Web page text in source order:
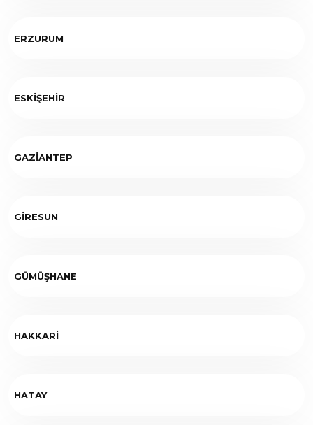
ERZURUM
ESKİŞEHİR
GAZİANTEP
GİRESUN
GÜMÜŞHANE
HAKKARİ
HATAY